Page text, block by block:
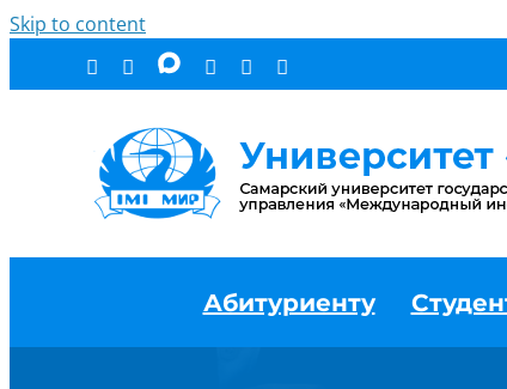
Skip to content
Абитуриенту